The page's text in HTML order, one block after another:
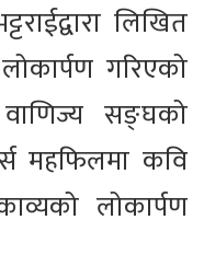
लिखित
गरिएको
सङ्घको
महफिलमा कवि
लोकार्पण